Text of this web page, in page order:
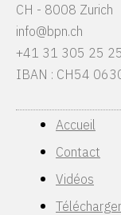
CH - 8008 Zurich
info@bpn.ch
+41 31 305 25 25
IBAN : CH54
Accueil
Contact
Vidéos